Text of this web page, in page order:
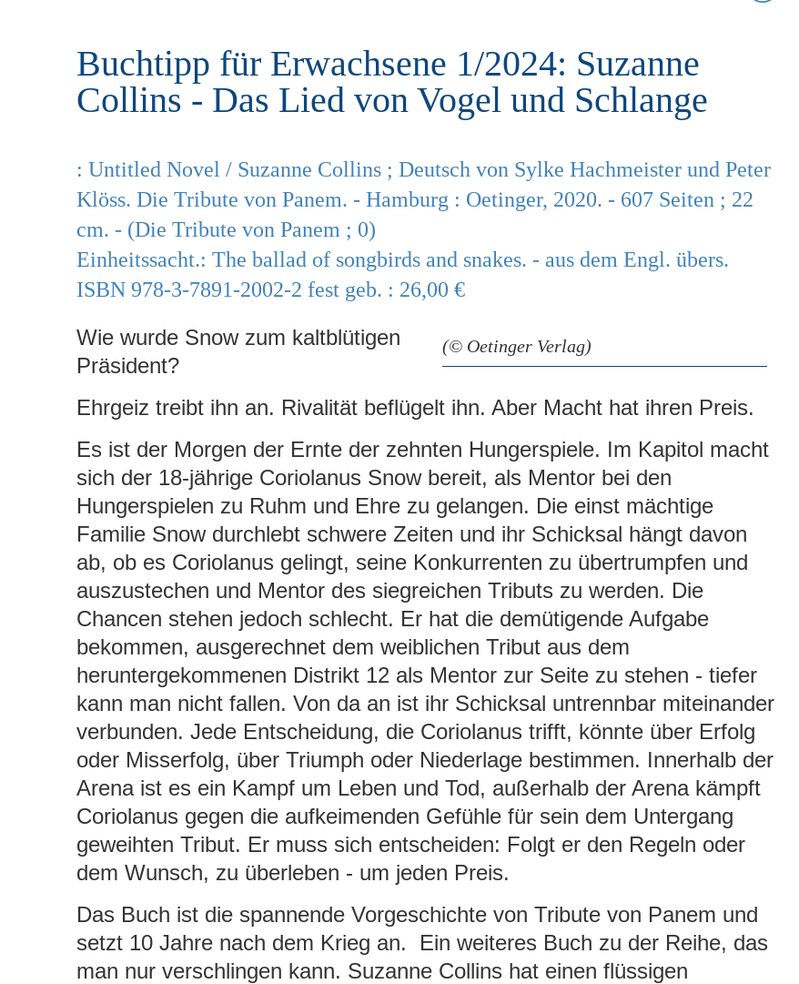
Buchtipp für Erwachsene 1/2024: Suzanne
Collins - Das Lied von Vogel und Schlange
: Untitled Novel / Suzanne Collins ; Deutsch von Sylke Hachmeister und Peter
Klöss. Die Tribute von Panem. - Hamburg : Oetinger, 2020. - 607 Seiten ; 22
cm. - (Die Tribute von Panem ; 0)
Einheitssacht.: The ballad of songbirds and snakes. - aus dem Engl. übers.
ISBN 978-3-7891-2002-2 fest geb. : 26,00 €
(© Oetinger Verlag)
Wie wurde Snow zum kaltblütigen
Präsident?
Ehrgeiz treibt ihn an. Rivalität beflügelt ihn. Aber Macht hat ihren Preis.
Es ist der Morgen der Ernte der zehnten Hungerspiele. Im Kapitol macht
sich der 18-jährige Coriolanus Snow bereit, als Mentor bei den
Hungerspielen zu Ruhm und Ehre zu gelangen. Die einst mächtige
Familie Snow durchlebt schwere Zeiten und ihr Schicksal hängt davon
ab, ob es Coriolanus gelingt, seine Konkurrenten zu übertrumpfen und
auszustechen und Mentor des siegreichen Tributs zu werden. Die
Chancen stehen jedoch schlecht. Er hat die demütigende Aufgabe
bekommen, ausgerechnet dem weiblichen Tribut aus dem
heruntergekommenen Distrikt 12 als Mentor zur Seite zu stehen - tiefer
kann man nicht fallen. Von da an ist ihr Schicksal untrennbar miteinander
verbunden. Jede Entscheidung, die Coriolanus trifft, könnte über Erfolg
oder Misserfolg, über Triumph oder Niederlage bestimmen. Innerhalb der
Arena ist es ein Kampf um Leben und Tod, außerhalb der Arena kämpft
Coriolanus gegen die aufkeimenden Gefühle für sein dem Untergang
geweihten Tribut. Er muss sich entscheiden: Folgt er den Regeln oder
dem Wunsch, zu überleben - um jeden Preis.
Das Buch ist die spannende Vorgeschichte von Tribute von Panem und
setzt 10 Jahre nach dem Krieg an. Ein weiteres Buch zu der Reihe, das
man nur verschlingen kann. Suzanne Collins hat einen flüssigen